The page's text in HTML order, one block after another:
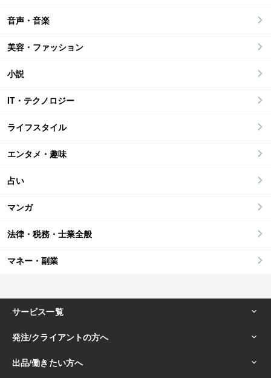
音声・音楽
美容・ファッション
小説
IT・テクノロジー
ライフスタイル
エンタメ・趣味
占い
マンガ
法律・税務・士業全般
マネー・副業